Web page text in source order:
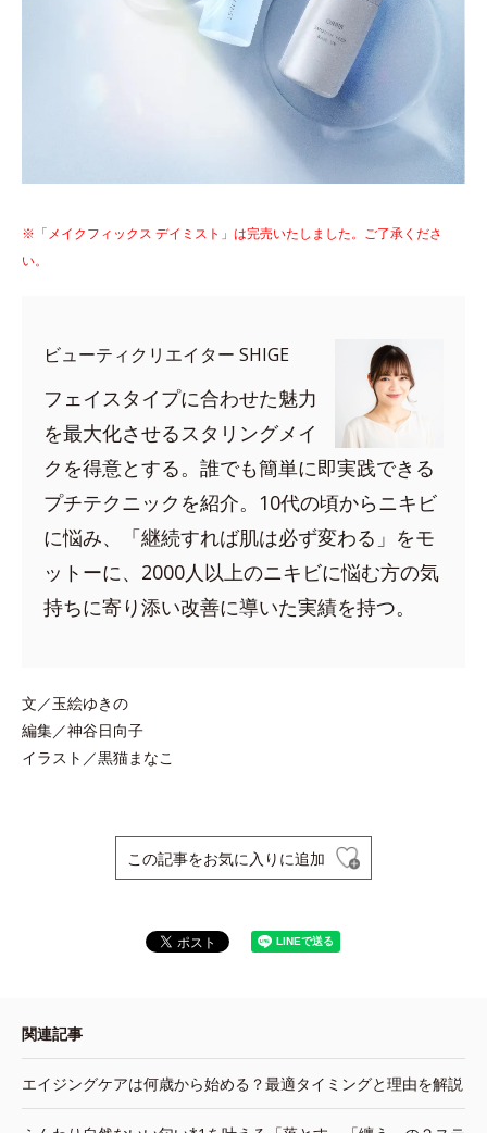
※「メイクフィックス デイミスト」は完売いたしました。ご了承くださ
い。
ビューティクリエイター SHIGE
フェイスタイプに合わせた魅力
を最大化させるスタリングメイ
クを得意とする。誰でも簡単に即実践できる
プチテクニックを紹介。10代の頃からニキビ
に悩み、「継続すれば肌は必ず変わる」をモ
ットーに、2000人以上のニキビに悩む方の気
持ちに寄り添い改善に導いた実績を持つ。
文／玉絵ゆきの
編集／神谷日向子
イラスト／黒猫まなこ
この記事をお気に入りに追加
関連記事
エイジングケアは何歳から始める？最適タイミングと理由を解説